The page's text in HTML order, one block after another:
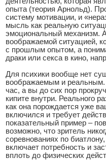
опыта (теория Арнольд).
систему мотивации, и
мысль как реальную
эмоциональный механизм.
воображаемой ситуацией,
с прошлым опытом, а
драки или секса в кино,
Для психики вообще нет
воображаемым и
час, а вы до сих пор
кипите внутри. Реального
как она порождается уже
включился и требует
показательный пример –
возможно, что зритель
соревнованиях по
включает потребность и
вплоть до физических